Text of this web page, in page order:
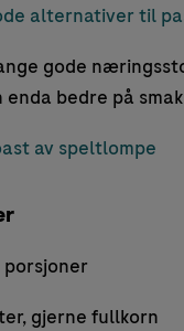
alternativer til
gode
bedre på
av speltlompe
gjerne fullkorn